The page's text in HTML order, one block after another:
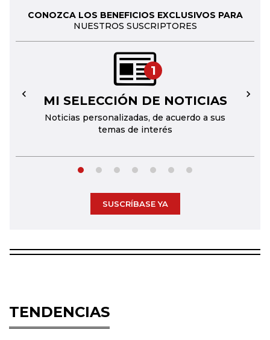
CONOZCA LOS BENEFICIOS EXCLUSIVOS PARA
NUESTROS SUSCRIPTORES
1
MI SELECCIÓN DE NOTICIAS
Noticias personalizadas, de acuerdo a sus
temas de interés
← →
SUSCRÍBASE YA
TENDENCIAS